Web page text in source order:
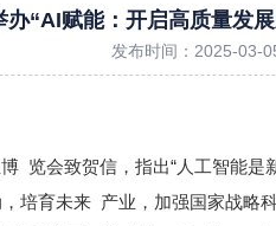
办“AI赋能：开启高质量发
发布时间：2025-03-
览会致贺信，指出“人工智能
培育未来 产业，加强国家战